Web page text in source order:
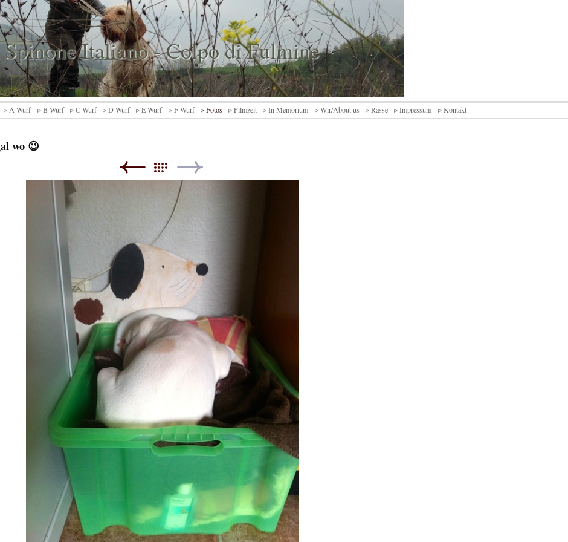
Spinone Italiano - Colpo di Fulmine
▹ A-Wurf ▹ B-Wurf ▹ C-Wurf ▹ D-Wurf ▹ E-Wurf ▹ F-Wurf ▹ Fotos ▹ Filmzeit ▹ In Memorium ▹ Wir/About us ▹ Rasse ▹ Impressum ▹ Kontakt
wo 😉